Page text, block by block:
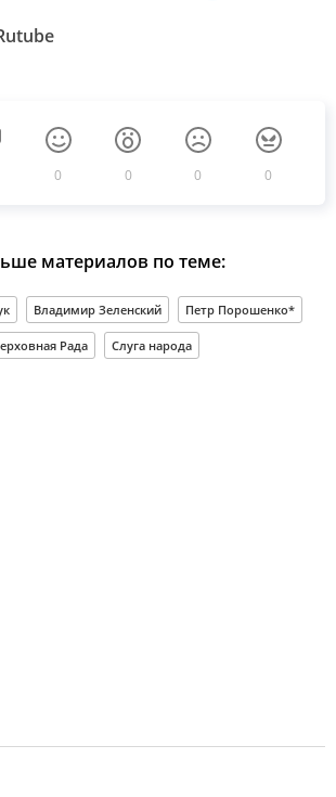
0 0 0 0
материалов по теме:
Владимир Зеленский Петр Порошенко*
Рада Слуга народа